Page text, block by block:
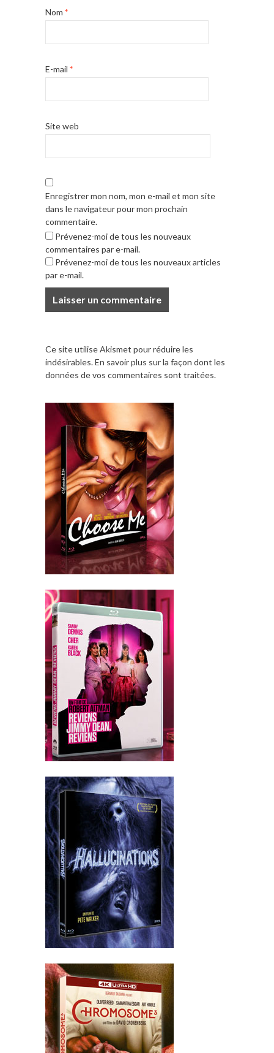
Nom *
E-mail *
Site web
Enregistrer mon nom, mon e-mail et mon site
dans le navigateur pour mon prochain
commentaire.
Prévenez-moi de tous les nouveaux
commentaires par e-mail.
Prévenez-moi de tous les nouveaux articles
par e-mail.
Ce site utilise Akismet pour réduire les
indésirables.En savoir plus sur la façon dont les
données de vos commentaires sont traitées.